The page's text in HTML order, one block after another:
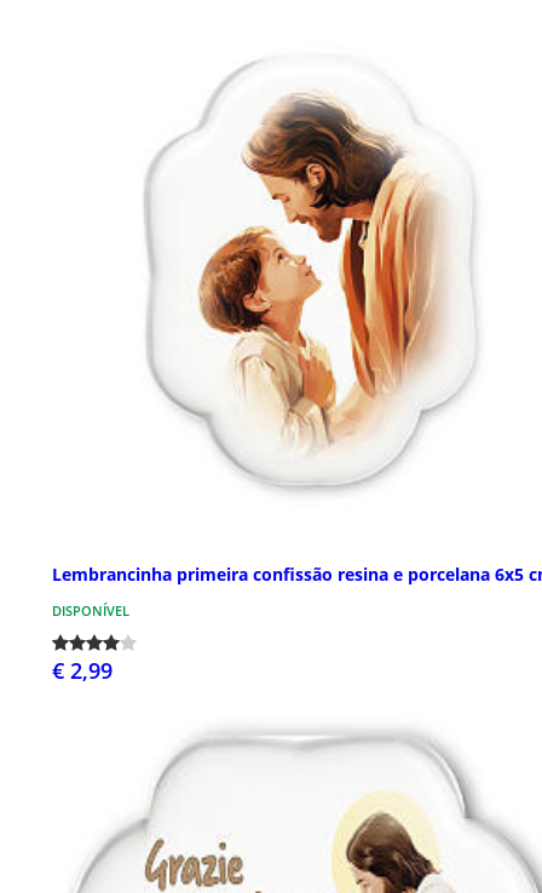
Lembrancinha primeira confissão resina e porcelana 6x5
DISPONÍVEL
€ 2,99